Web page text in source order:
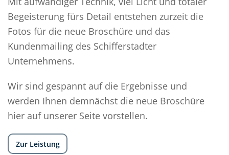
Begeisterung fürs Detail entstehen zurzeit die
Fotos für die neue Broschüre und das
Kundenmailing des Schifferstadter
Unternehmens.
Wir sind gespannt auf die Ergebnisse und
werden Ihnen demnächst die neue Broschüre
hier auf unserer Seite vorstellen.
Zur Leistung